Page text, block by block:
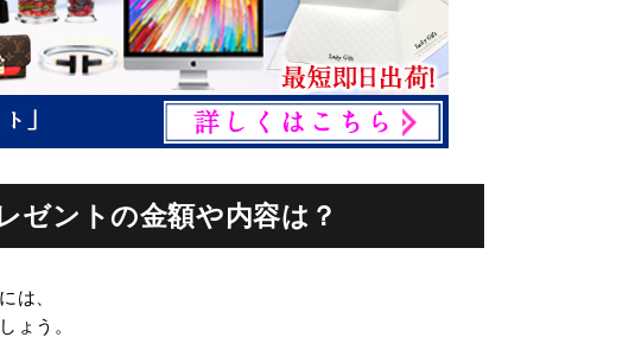
ゼントの金額や内容は？
は、
ょう。